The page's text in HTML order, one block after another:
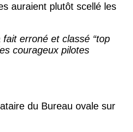
auraient plutôt scellé les
fait erroné et classé “top
courageux pilotes
du Bureau ovale sur